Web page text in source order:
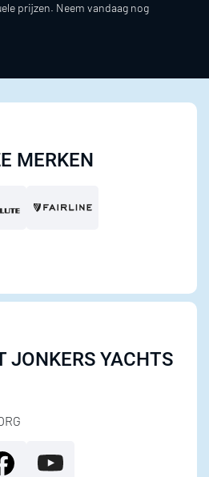
prijzen. Neem vandaag nog
MERKEN
JONKERS YACHTS